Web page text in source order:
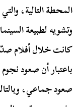
المحطة التالية،
وتشويه لطبيعة
كانت خلال أفلام
باعتبار أن صعود
صعود جماعي،